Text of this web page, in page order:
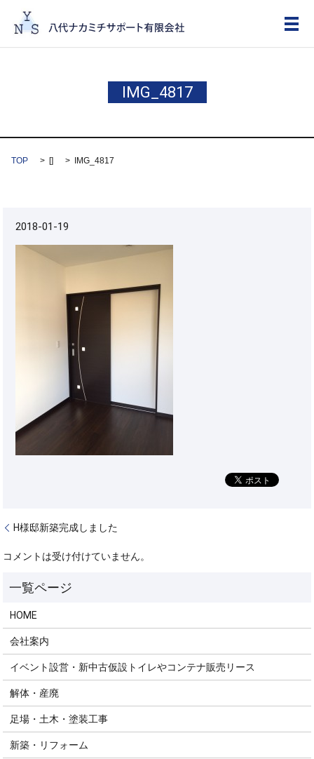
メ
IMG_4817
TOP [] IMG_4817
2018-01-19
H様邸新築完成しました
コメントは受け付けていません。
HOME
会社案内
イベント設営・新中古仮設トイレやコンテナ販売リース
解体・産廃
足場・土木・塗装工事
新築・リフォーム